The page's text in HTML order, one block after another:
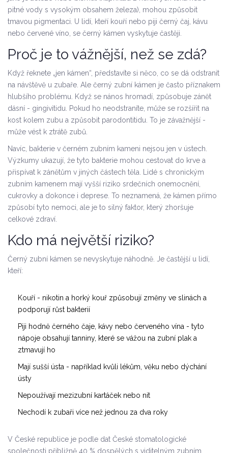
pitné vody s vysokým obsahem železa), mohou způsobit
tmavou pigmentaci. U lidí, kteří kouří nebo piji černý čaj, kávu
nebo červené víno, se černý kámen vyskytuje častěji.
Proč je to vážnější, než se zdá?
Když řeknete „jen kámen“, představíte si něco, co se dá odstranit
na návštěvě u zubaře. Ale černý zubní kámen je často příznakem
hlubšího problému. Když se nános hromadí, způsobuje zánět
dásní - gingivitidu. Pokud ho neodstraníte, může se rozšířit na
kost kolem zubu a způsobit parodontitidu. To je závažnější -
může vést k ztrátě zubů.
Navíc, bakterie v černém zubním kameni nejsou jen v ústech.
Výzkumy ukazují, že tyto bakterie mohou cestovat do krve a
přispívat k zánětům v jiných částech těla. Lidé s chronickým
zubním kamenem mají vyšší riziko srdečních onemocnění,
cukrovky a dokonce i deprese. To neznamená, že kámen přímo
způsobí tyto nemoci, ale je to silný faktor, který zhoršuje
celkové zdraví.
Kdo má největší riziko?
Černý zubní kámen se nevyskytuje náhodně. Je častější u lidí,
kteří:
Kouří - nikotin a horký kouř způsobují změny ve slinách a
podporují růst bakterií
Piji hodně černého čaje, kávy nebo červeného vína - tyto
nápoje obsahují tanniny, které se vážou na zubní plak a
ztmavují ho
Mají sušší ústa - například kvůli lékům, věku nebo dýchání
ústy
Nepoužívají mezizubní kartáček nebo nit
Nechodí k zubaři více než jednou za dva roky
V České republice je podle dat České stomatologické
společnosti přibližně 40 % dospělých s viditelným zubním